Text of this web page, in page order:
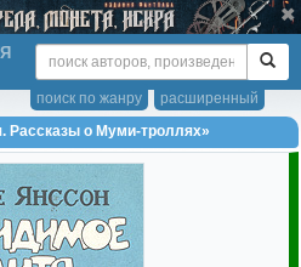
расширенный
поиск по жанру
Рассказы о Муми-троллях»